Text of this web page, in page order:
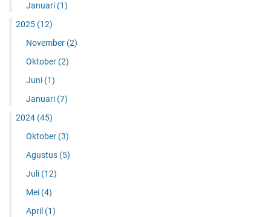
Januari (1)
2025 (12)
November (2)
Oktober (2)
Juni (1)
Januari (7)
2024 (45)
Oktober (3)
Agustus (5)
Juli (12)
Mei (4)
April (1)